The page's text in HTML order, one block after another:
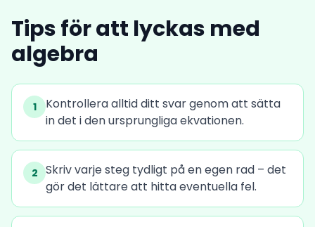
Tips för att lyckas med
algebra
1
Kontrollera alltid ditt svar genom att sätta
in det i den ursprungliga ekvationen.
2 Skriv varje steg tydligt på en egen rad – det
gör det lättare att hitta eventuella fel.